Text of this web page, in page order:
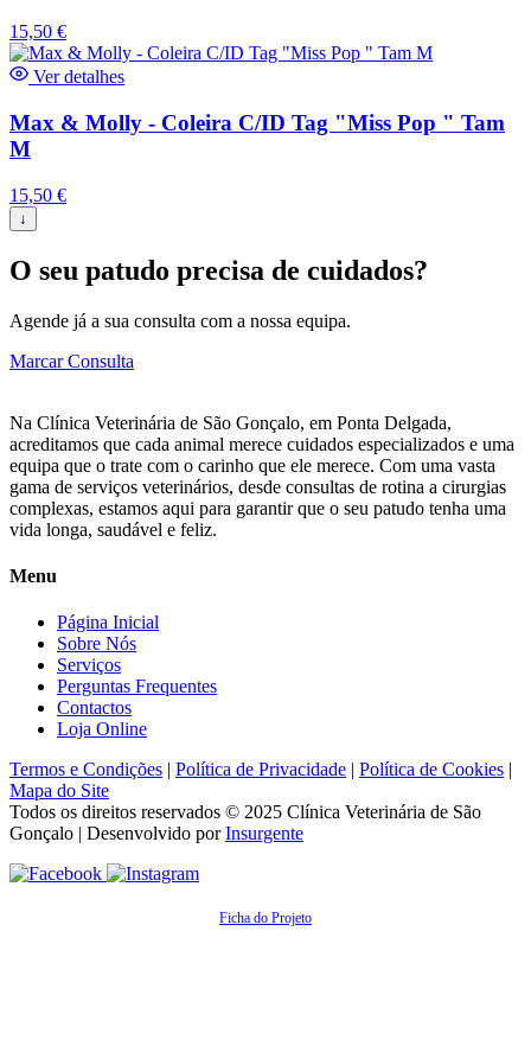
15,50 €
Ver detalhes
Max & Molly - Coleira C/ID Tag "Miss Pop " Tam
M
15,50 €
↓
O seu patudo precisa de cuidados?
Agende já a sua consulta com a nossa equipa.
Marcar Consulta
Na Clínica Veterinária de São Gonçalo, em Ponta Delgada,
acreditamos que cada animal merece cuidados especializados e uma
equipa que o trate com o carinho que ele merece. Com uma vasta
gama de serviços veterinários, desde consultas de rotina a cirurgias
complexas, estamos aqui para garantir que o seu patudo tenha uma
vida longa, saudável e feliz.
Menu
Página Inicial
Sobre Nós
Serviços
Perguntas Frequentes
Contactos
Loja Online
Termos e Condições | Política de Privacidade | Política de Cookies |
Mapa do Site
Todos os direitos reservados © 2025 Clínica Veterinária de São
Gonçalo | Desenvolvido porInsurgente
Ficha do Projeto